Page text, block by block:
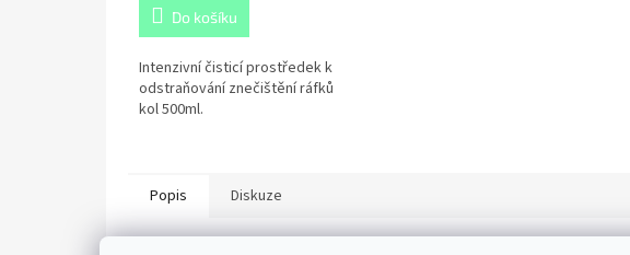
Do košíku
Intenzivní čisticí prostředek k
odstraňování znečištění ráfků
kol 500ml.
Popis Diskuze